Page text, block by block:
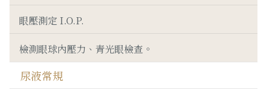
眼壓測定 I.O.P.
檢測眼球內壓力、青光眼檢查。
尿液常規